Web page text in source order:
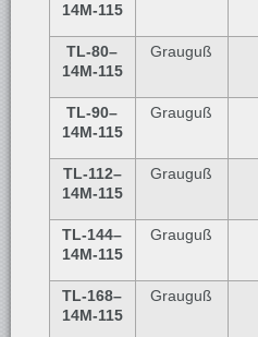
14M-115
TL-80–
14M-115
Grauguß
TL-90–
14M-115
Grauguß
TL-112–
14M-115
Grauguß
TL-144–
14M-115
Grauguß
TL-168–
14M-115
Grauguß